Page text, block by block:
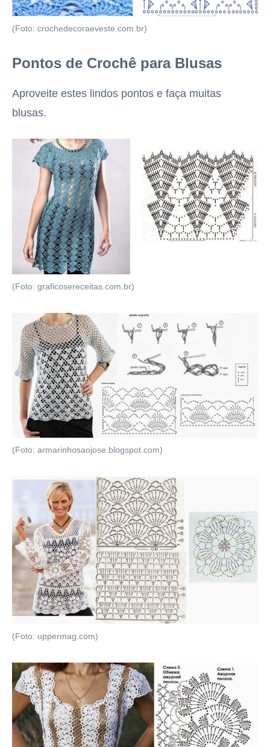
(Foto: crochedecoraeveste.com.br)
Pontos de Crochê para Blusas
Aproveite estes lindos pontos e faça muitas
blusas.
(Foto: graficosereceitas.com.br)
(Foto: armarinhosaojose.blogspot.com)
(Foto: uppermag.com)